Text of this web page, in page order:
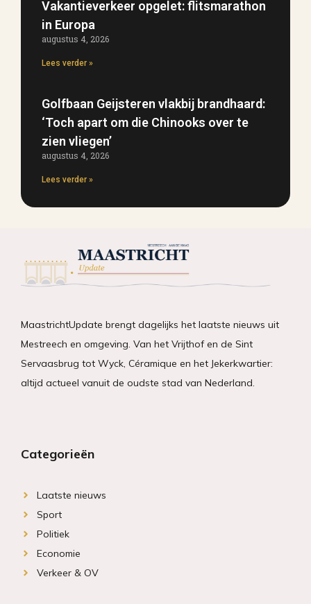
Vakantieverkeer opgelet: flitsmarathon
in Europa
augustus 4, 2026
Lees verder »
Golfbaan Geijsteren vlakbij brandhaard:
‘Toch apart om die Chinooks over te
zien vliegen’
augustus 4, 2026
Lees verder »
MaastrichtUpdate brengt dagelijks het laatste nieuws uit
Mestreech en omgeving. Van het Vrijthof en de Sint
Servaasbrug tot Wyck, Céramique en het Jekerkwartier:
altijd actueel vanuit de oudste stad van Nederland.
Categorieën
Laatste nieuws
Sport
Politiek
Economie
Verkeer & OV